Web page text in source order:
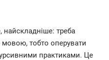
найскладніше: треба
мовою, тобто оперувати
практиками. Це